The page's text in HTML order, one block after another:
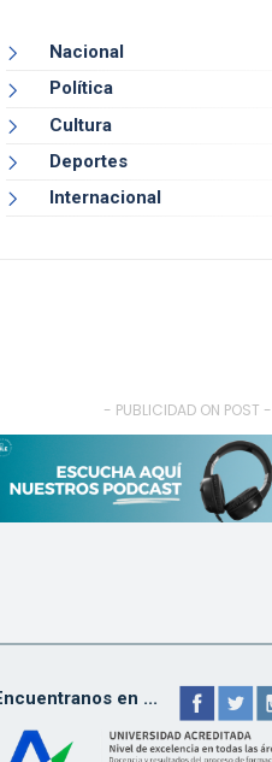
Nacional
Política
Cultura
Deportes
Internacional
- PUBLICIDAD ON POST -
en ...